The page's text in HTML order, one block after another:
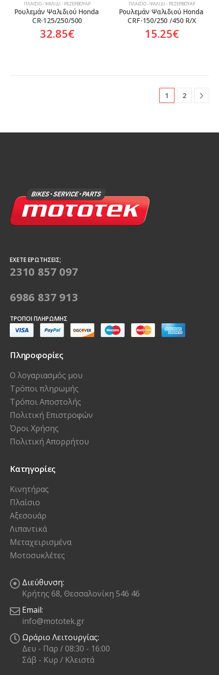
ΠΛΑΊΣΙΟ - ΨΑΛΊΔΙ - ΡΕΖΕΡΒΟΥΆΡ
Ρουλεμάν Ψαλιδιού Honda
CR-125/250/500
32.85€
ΠΛΑΊΣΙΟ - ΨΑΛΊΔΙ - ΡΕΖΕΡΒΟΥΆΡ
Ρουλεμάν Ψαλιδιού Honda
CRF-150/250 /450 R/X
15.25€
1 2
ΈΧΕΤΕ ΕΡΩΤΉΣΕΙΣ;
2310 857 097
6986 837 913
ΤΡΌΠΟΙ ΠΛΗΡΩΜΉΣ
Πληροφορίες
Ο λογαριασμός μου
Τρόποι πληρωμής
Τρόποι Αποστολής
Πολιτική Επιστροφών
Όροι Χρήσης
Πολιτική Απορρήτου
Κατηγορίες
Κινητήρας
Πλαίσιο
Αξεσουάρ
Λιπαντικά
Μεταχειρισμένα
Μοτοσυκλέτες
Διεύθυνση:
Κρήτης 68, Θεσσαλονίκη 546 46
Email:
info@mototek.gr
Ωράριο Λειτουργίας:
Δευ - Παρ / 08:30 - 16:00
Σάβ - Κυρ / Κλειστά